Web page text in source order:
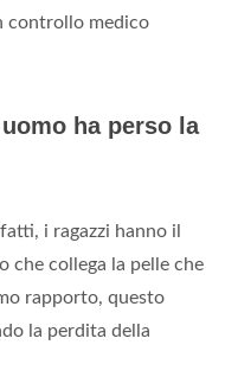
controllo medico
ha perso la
i ragazzi hanno il
che collega la pelle che
rapporto, questo
la perdita della